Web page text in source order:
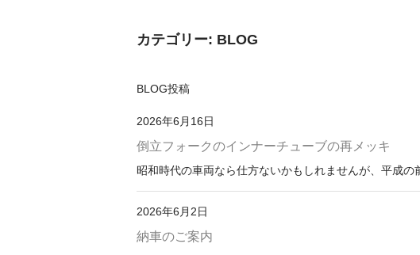
カテゴリー: BLOG
BLOG投稿
2026年6月16日
倒立フォークのインナーチューブの再メッキ
昭和時代の車両なら仕方ないかもしれませんが、平成
2026年6月2日
納車のご案内